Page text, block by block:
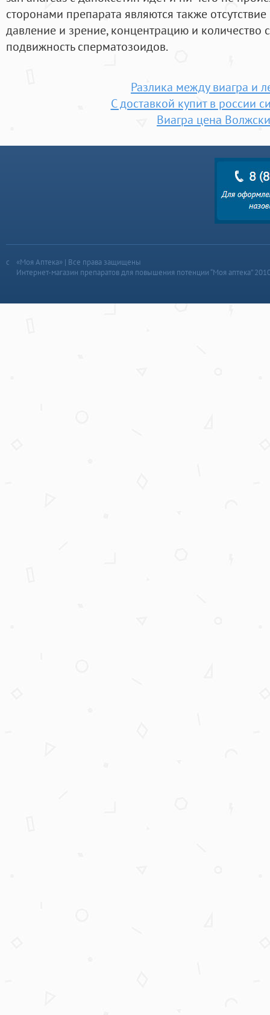
сторонами препарата являются также
давление и зрение, концентрацию и
подвижность сперматозоидов.
Разлика между виагра и
С доставкой купит в россии
Виагра цена
«Моя Аптека» | Все права защищены
Интернет-магазин препаратов для повышения потенции “Моя аптека”